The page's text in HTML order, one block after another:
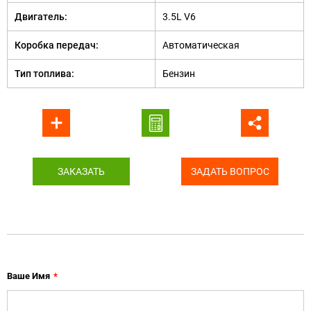
Двигатель: 3.5L V6
Коробка передач: Автоматическая
Тип топлива: Бензин
ЗАКАЗАТЬ ЗАДАТЬ ВОПРОС
Ваше Имя *